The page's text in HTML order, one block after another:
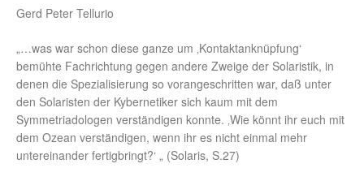
Gerd Peter Tellurio
„…was war schon diese ganze um ‚Kontaktanknüpfung‘
bemühte Fachrichtung gegen andere Zweige der Solaristik, in
denen die Spezialisierung so vorangeschritten war, daß unter
den Solaristen der Kybernetiker sich kaum mit dem
Symmetriadologen verständigen konnte. ‚Wie könnt ihr euch mit
dem Ozean verständigen, wenn ihr es nicht einmal mehr
untereinander fertigbringt?‘ „ (Solaris, S.27)